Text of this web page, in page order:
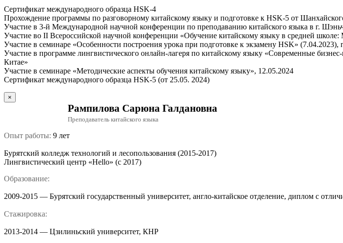
Сертификат международного образца HSK-4
Прохождение программы по разговорному китайскому языку и подготовке к HSK-5 от
Участие в 3-й Международной научной конференции по преподаванию китайского языка в г.
Участие во II Всероссийской научной конференции «Обучение китайскому языку в средней
Участие в семинаре «Особенности построения урока при подготовке к экзамену HSK»
Участие в программе лингвистического онлайн-лагеря по китайскому языку «Современные
Китае»
Участие в семинаре «Методические аспекты обучения китайскому языку», 12.05.2024
Сертификат международного образца HSK-5 (от 25.05. 2024)
×
Рампилова Сарюна Галдановна
Преподаватель китайского языка
Опыт работы: 9 лет
Бурятский колледж технологий и лесопользования (2015-2017)
Лингвистический центр «Hello» (с 2017)
Образование:
2009-2015 — Бурятский государственный университет, англо-китайское отделение, диплом с
Стажировка:
2013-2014 — Цзилиньский университет, КНР